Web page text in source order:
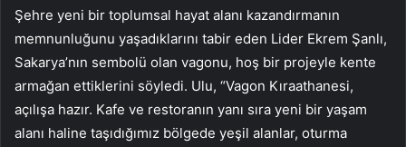
Şehre yeni bir toplumsal hayat alanı kazandırmanın
memnunluğunu yaşadıklarını tabir eden Lider Ekrem Şanlı,
Sakarya’nın sembolü olan vagonu, hoş bir projeyle kente
armağan ettiklerini söyledi. Ulu, “Vagon Kıraathanesi,
açılışa hazır. Kafe ve restoranın yanı sıra yeni bir yaşam
alanı haline taşıdığımız bölgede yeşil alanlar, oturma